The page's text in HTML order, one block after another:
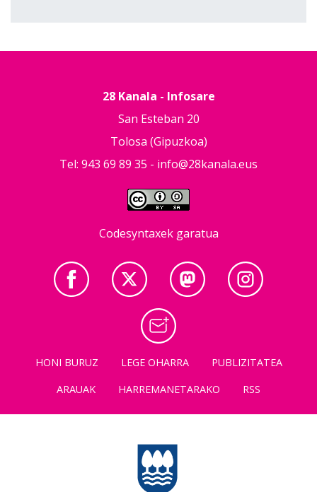
28 Kanala - Infosare
San Esteban 20
Tolosa (Gipuzkoa)
Tel: 943 69 89 35 - info@28kanala.eus
Codesyntaxek garatua
HONI BURUZ LEGE OHARRA
PUBLIZITATEA
ARAUAK
HARREMANETARAKO RSS